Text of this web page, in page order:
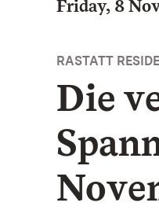
Friday, 8
RASTATT
Die